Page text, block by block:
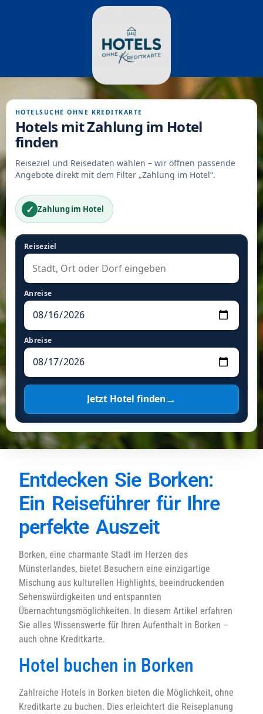
HOTELSUCHE OHNE KREDITKARTE
Hotels mit Zahlung im Hotel
finden
Reiseziel und Reisedaten wählen – wir öffnen passende
Angebote direkt mit dem Filter „Zahlung im Hotel“.
✓ Zahlung im Hotel
Reiseziel
Anreise
Abreise
Jetzt Hotel finden→
Entdecken Sie Borken:
Ein Reiseführer für Ihre
perfekte Auszeit
Borken, eine charmante Stadt im Herzen des
Münsterlandes, bietet Besuchern eine einzigartige
Mischung aus kulturellen Highlights, beeindruckenden
Sehenswürdigkeiten und entspannten
Übernachtungsmöglichkeiten. In diesem Artikel erfahren
Sie alles Wissenswerte für Ihren Aufenthalt in Borken –
auch ohne Kreditkarte.
Hotel buchen in Borken
Zahlreiche Hotels in Borken bieten die Möglichkeit, ohne
Kreditkarte zu buchen. Dies erleichtert die Reiseplanung